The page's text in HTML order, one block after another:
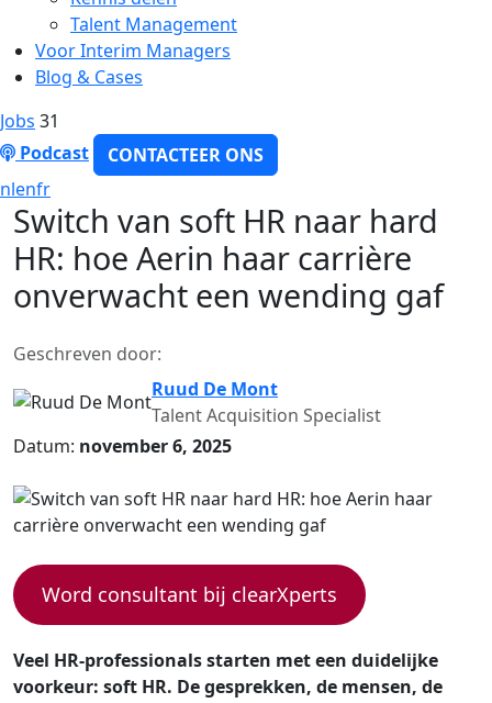
Talent Management
Voor Interim Managers
Blog & Cases
Jobs 31
Podcast
CONTACTEER ONS
nlenfr
Switch van soft HR naar hard
HR: hoe Aerin haar carrière
onverwacht een wending gaf
Geschreven door:
Ruud De Mont
Talent Acquisition Specialist
Datum: november 6, 2025
Word consultant bij clearXperts
Veel HR-professionals starten met een duidelijke
voorkeur: soft HR. De gesprekken, de mensen, de